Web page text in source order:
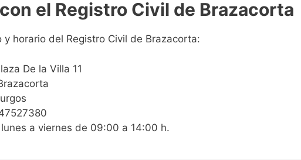
el Registro Civil de Brazacorta
horario del Registro Civil de Brazacorta:
De la Villa 11
a viernes de 09:00 a 14:00 h.